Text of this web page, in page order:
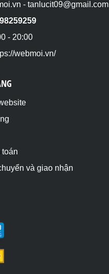
- tanlucit09@gmail.com
- 20:00
webmoi.vn/
và giao nhận